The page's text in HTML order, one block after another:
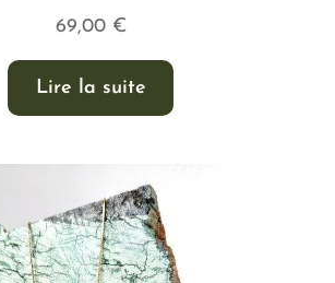
69,00 €
Lire la suite